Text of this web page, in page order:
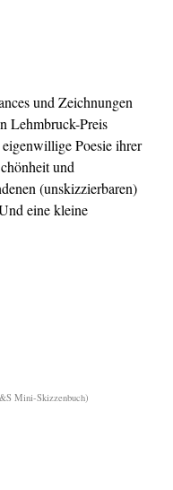
und Zeichnungen
Lehmbruck-Preis
Poesie ihrer
und
(unskizzierbaren)
eine kleine
Mini-Skizzenbuch)